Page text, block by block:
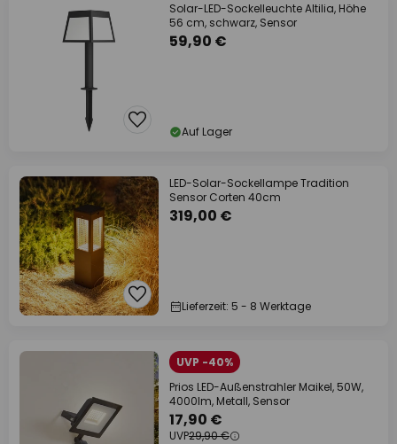
Solar-LED-Sockelleuchte Altilia, Höhe
56 cm, schwarz, Sensor
59,90 €
Auf Lager
LED-Solar-Sockellampe Tradition
Sensor Corten 40cm
319,00 €
Lieferzeit: 5 - 8 Werktage
UVP -40%
Prios LED-Außenstrahler Maikel, 50W,
4000lm, Metall, Sensor
17,90 €
UVP29,90 €